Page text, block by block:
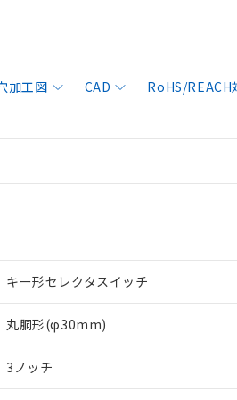
加工図 CAD RoHS/REACH
キー形セレクタスイッチ
丸胴形(φ30mm)
3ノッチ